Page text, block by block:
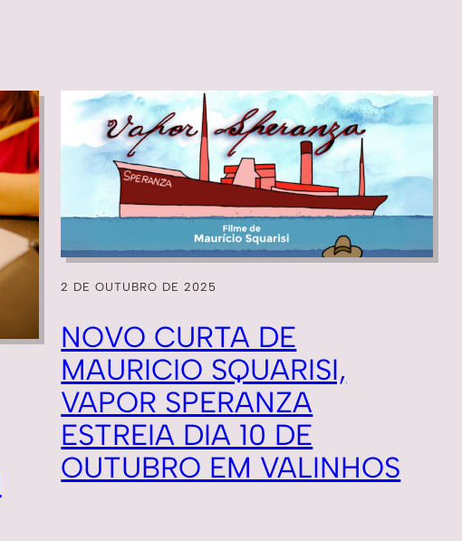
2 DE OUTUBRO DE 2025
NOVO CURTA DE
MAURICIO SQUARISI,
VAPOR SPERANZA
ESTREIA DIA 10 DE
OUTUBRO EM VALINHOS